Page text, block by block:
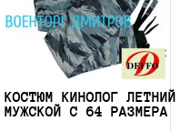
КОСТЮМ КИНОЛОГ ЛЕТНИЙ
МУЖСКОЙ С 64 РАЗМЕРА